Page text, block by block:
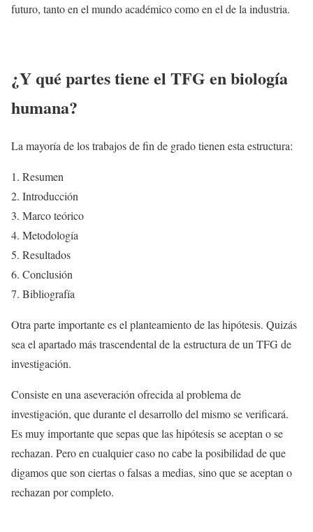
futuro, tanto en el mundo académico como en el de la industria.
¿Y qué partes tiene el TFG en biología
humana?
La mayoría de los trabajos de fin de grado tienen esta estructura:
Resumen
Introducción
Marco teórico
Metodología
Resultados
Conclusión
Bibliografía
Otra parte importante es el planteamiento de las hipótesis. Quizás
sea el apartado más trascendental de la estructura de un TFG de
investigación.
Consiste en una aseveración ofrecida al problema de
investigación, que durante el desarrollo del mismo se verificará.
Es muy importante que sepas que las hipótesis se aceptan o se
rechazan. Pero en cualquier caso no cabe la posibilidad de que
digamos que son ciertas o falsas a medias, sino que se aceptan o
rechazan por completo.